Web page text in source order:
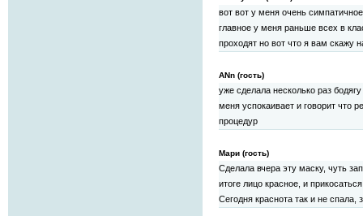
вот вот у меня очень
главное у меня раньше всех в
проходят но вот что я вам скажу
ANn (гость)
уже сделала несколько раз
меня успокаивает и говорит что
процедур
Мари (гость)
Сделала вчера эту маску, чуть
итоге лицо красное, и
Сегодня краснота так и не спала,